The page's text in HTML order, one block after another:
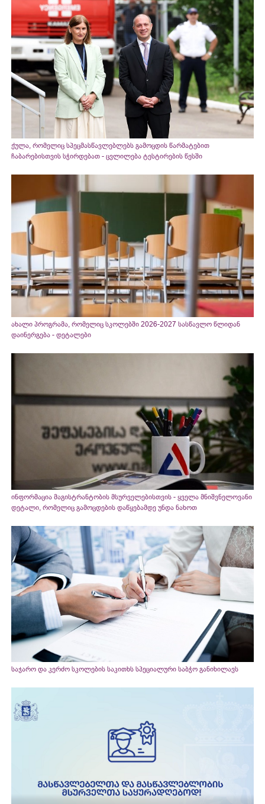
ქულა, რომელიც სპეცმასწავლებლებს გამოცდის წარმატებით
ჩაბარებისთვის სჭირდებათ - ცვლილება ტესტირების წესში
ახალი პროგრამა, რომელიც სკოლებში 2026-2027 სასწავლო წლიდან
დაინერგება - დეტალები
ინფორმაცია მაგისტრანტობის მსურველებისთვის - ყველა მნიშვნელოვანი
დეტალი, რომელიც გამოცდების დაწყებამდე უნდა ნახოთ
საჯარო და კერძო სკოლების საკითხს სპეციალური საბჭო განიხილავს